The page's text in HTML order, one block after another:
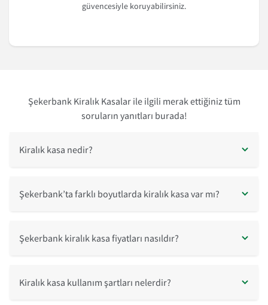
güvencesiyle koruyabilirsiniz.
Şekerbank Kiralık Kasalar ile ilgili merak ettiğiniz tüm
soruların yanıtları burada!
Kiralık kasa nedir?
Şekerbank’ta farklı boyutlarda kiralık kasa var mı?
Şekerbank kiralık kasa fiyatları nasıldır?
Kiralık kasa kullanım şartları nelerdir?